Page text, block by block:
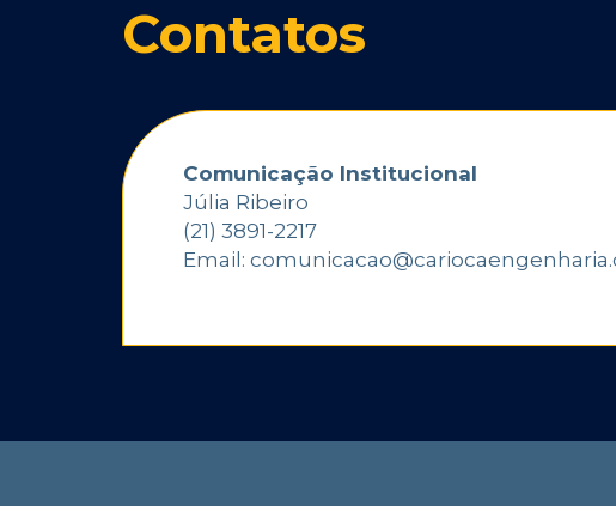
Contatos
Comunicação Institucional
Júlia Ribeiro
(21) 3891-2217
Email: